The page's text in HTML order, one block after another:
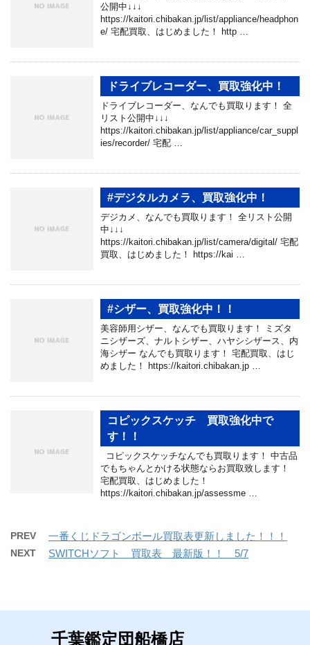
公開中↓↓↓
https://kaitori.chibakan.jp/list/appliance/headphon
e/ 宅配買取、はじめました！ http …
ドライブレコーダー、買取強化中！
ドライブレコーダー、なんでも買取ります！ 全
リスト公開中↓↓↓
https://kaitori.chibakan.jp/list/appliance/car_suppl
ies/recorder/ 宅配 …
#デジタルカメラ、買取強化中！
デジカメ、なんでも買取ります！ 全リスト公開
中↓↓↓
https://kaitori.chibakan.jp/list/camera/digital/ 宅配
買取、はじめました！ https://kai …
#シザー、買取強化中！！
美容師用シザー、なんでも買取ります！ ミズタ
ニシザーズ、ナルトシザー、ハヤシシザース、内
海シザー なんでも買取ります！ 宅配買取、はじ
めました！ https://kaitori.chibakan.jp …
コピックスケッチ 買取強化中で
す！！
コピックスケッチなんでも買取ります！ 中古品
でもちゃんとかける状態ならお買取致します！
宅配買取、はじめました！
https://kaitori.chibakan.jp/assessme …
PREV 一番くじドラゴンボール買取表更新しました！！！
NEXT SWITCHソフト 買取表 最新版！！ 5/7
千葉鑑定団船橋店